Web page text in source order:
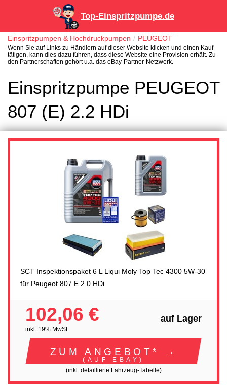
Top-Einspritzpumpe.de
Einspritzpumpen & Hochdruckpumpen PEUGEOT
Wenn Sie auf Links zu Händlern auf dieser Website klicken und einen Kauf
tätigen, kann dies dazu führen, dass diese Website eine Provision erhält. Zu
den Partnerschaften gehört u.a. das eBay-Partner-Netzwerk.
Einspritzpumpe PEUGEOT
807 (E) 2.2 HDi
SCT Inspektionspaket 6 L Liqui Moly Top Tec 4300 5W-30
für Peugeot 807 E 2.0 HDi
102,06 €
inkl. 19% MwSt.
auf Lager
ZUM ANGEBOT* →
(AUF EBAY)
(inkl. detaillierte Fahrzeug-Tabelle)